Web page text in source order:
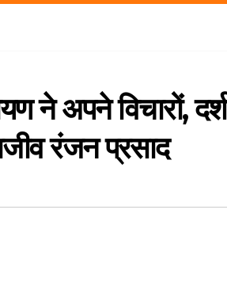
ने अपने विचारों,
रंजन प्रसाद